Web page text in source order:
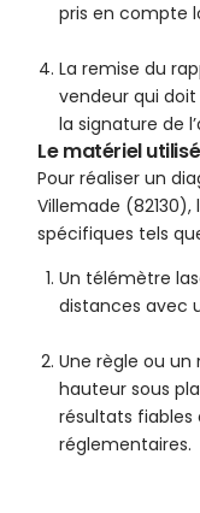
pris en compte
La remise du
vendeur qui
la signature de
Le matériel
Pour réaliser un
Villemade
spécifiques tels
Un télémètre
distances avec
Une règle ou
hauteur sous
résultats
réglementaires.